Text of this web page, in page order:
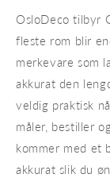
OsloDeco tilbyr
fleste rom blir
merkevare som
akkurat den
veldig praktisk
måler, bestiller
kommer med et
akkurat slik du